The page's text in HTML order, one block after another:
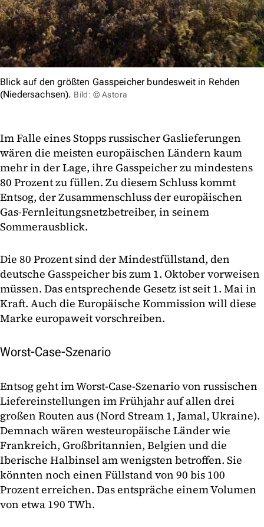
Blick auf den größten Gasspeicher bundesweit in Rehden
(Niedersachsen). Bild: © Astora
Im Falle eines Stopps russischer Gaslieferungen
wären die meisten europäischen Ländern kaum
mehr in der Lage, ihre Gasspeicher zu mindestens
80 Prozent zu füllen. Zu diesem Schluss kommt
Entsog, der Zusammenschluss der europäischen
Gas-Fernleitungsnetzbetreiber, in seinem
Sommerausblick.
Die 80 Prozent sind der Mindestfüllstand, den
deutsche Gasspeicher bis zum 1. Oktober vorweisen
müssen. Das entsprechende Gesetz ist seit 1. Mai in
Kraft. Auch die Europäische Kommission will diese
Marke europaweit vorschreiben.
Worst-Case-Szenario
Entsog geht im Worst-Case-Szenario von russischen
Liefereinstellungen im Frühjahr auf allen drei
großen Routen aus (Nord Stream 1, Jamal, Ukraine).
Demnach wären westeuropäische Länder wie
Frankreich, Großbritannien, Belgien und die
Iberische Halbinsel am wenigsten betroffen. Sie
könnten noch einen Füllstand von 90 bis 100
Prozent erreichen. Das entspräche einem Volumen
von etwa 190 TWh.